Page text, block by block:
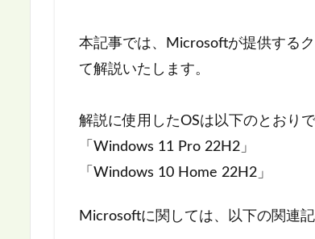
本記事では、Microsoftが提供する
て解説いたします。
解説に使用したOSは以下のとおりで
「Windows 11 Pro 22H2」
「Windows 10 Home 22H2」
Microsoftに関しては、以下の関連